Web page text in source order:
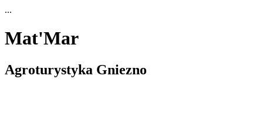
...
Mat'Mar
Agroturystyka Gniezno